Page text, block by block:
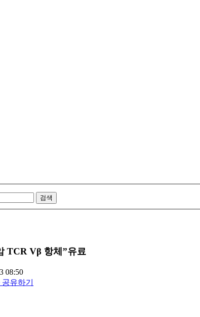
검색
TCR Vβ 항체”유료
08:50
유하기